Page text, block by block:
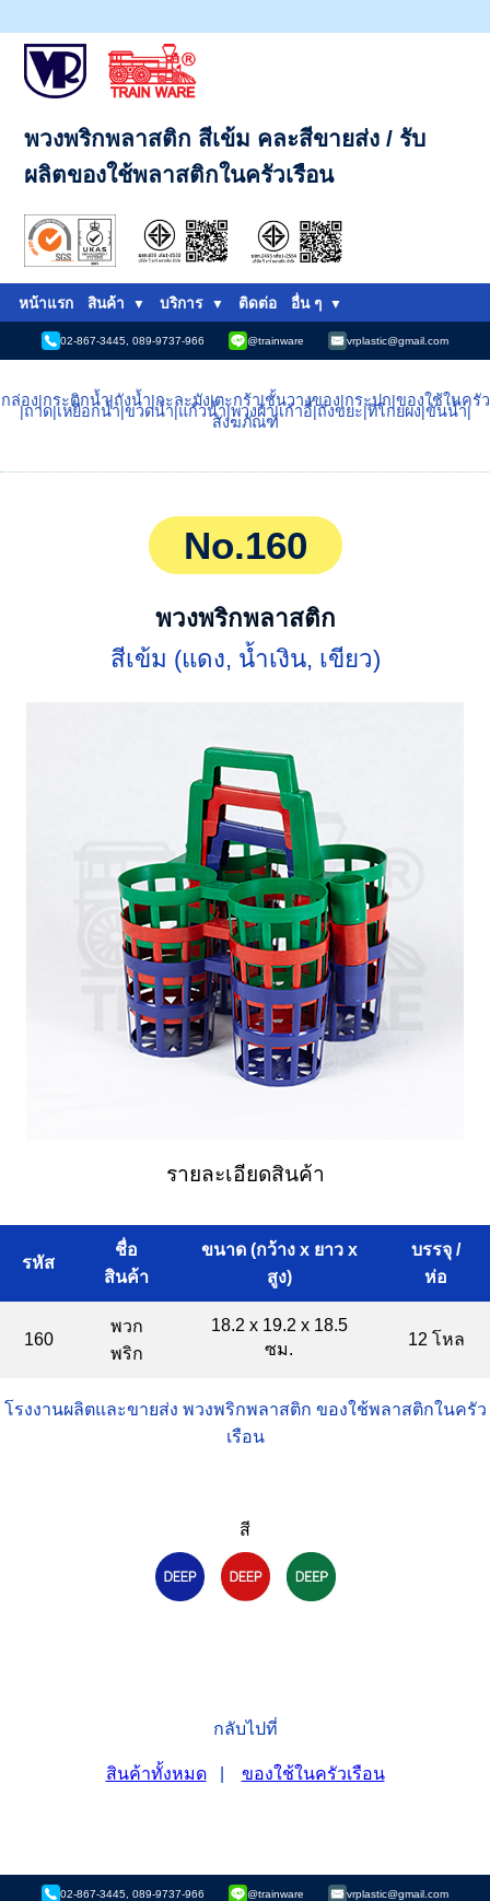
พวงพริกพลาสติก สีเข้ม คละสีขายส่ง / รับ
ผลิตของใช้พลาสติกในครัวเรือน
หน้าแรก สินค้า บริการ ติดต่อ อื่น ๆ
02-867-3445, 089-9737-966 @trainware vrplastic@gmail.com
กล่อง|กระติกน้ำ|ถังน้ำ|กะละมัง|ตะกร้า|ชั้นวางของ|กระปุก|ของใช้ในครัว
|ถาด|เหยือกน้ำ|ขวดน้ำ|แก้วน้ำ|พวงผ้า|เก้าอี้|ถังขยะ|ที่โกยผง|ขันน้ำ|
สังฆภัณฑ์
No.160
พวงพริกพลาสติก
สีเข้ม (แดง, น้ำเงิน, เขียว)
รายละเอียดสินค้า
รหัส
ชื่อ
สินค้า
ขนาด (กว้าง x ยาว x
สูง)
บรรจุ /
ห่อ
160
พวก
พริก
18.2 x 19.2 x 18.5
ซม.
12 โหล
โรงงานผลิตและขายส่ง พวงพริกพลาสติก ของใช้พลาสติกในครัว
เรือน
สี
กลับไปที่
สินค้าทั้งหมด| ของใช้ในครัวเรือน
02-867-3445, 089-9737-966 @trainware vrplastic@gmail.com